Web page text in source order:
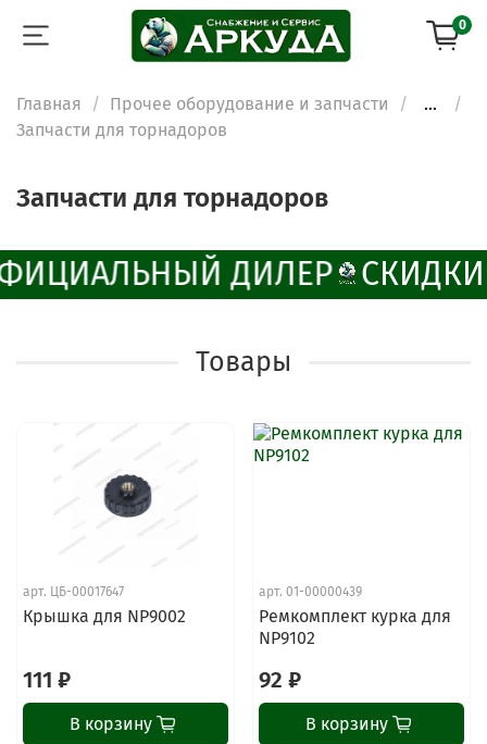
0
Главная Прочее оборудование и запчасти
...
Запчасти для торнадоров
Запчасти для торнадоров
ДИЛЕР СКИДКИ
Товары
арт. ЦБ-00017647
Крышка для NP9002
111 ₽
В корзину
арт. 01-00000439
Ремкомплект курка для
NP9102
92 ₽
В корзину